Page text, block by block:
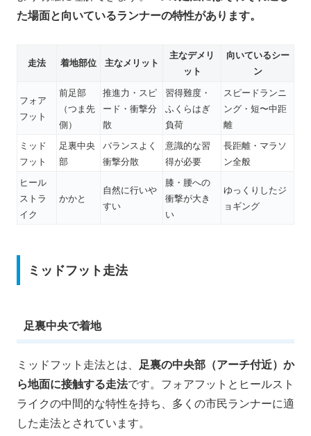
た場面と向いているランナーの特性があります。
走法 着地部位 主なメリット
主なデメリ
ット
向いているシー
ン
フォア
フット
前足部
（つま先
側）
推進力・スピ
ード・衝撃分
散
習得難度・
ふくらはぎ
負荷
スピードランニ
ング・短〜中距
離
ミッド
フット
足裏中央
部
バランスよく
衝撃分散
意識的な習
得が必要
長距離・マラソ
ン全般
ヒール
ストラ
イク
かかと
自然に行いや
すい
膝・腰への
衝撃が大き
い
ゆっくりしたジ
ョギング
ミッドフット走法
足裏中央で着地
ミッドフット走法とは、 足裏の中央部（アーチ付近）か
ら地面に接触する走法です。フォアフットとヒールスト
ライクの中間的な特性を持ち、多くの市民ランナーに適
した走法とされています。